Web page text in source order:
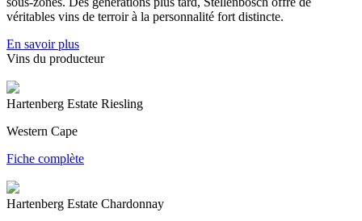
véritables vins de terroir à la personnalité fort distincte.
En savoir plus
Vins du producteur
Hartenberg Estate Riesling
Western Cape
Fiche complète
Hartenberg Estate Chardonnay